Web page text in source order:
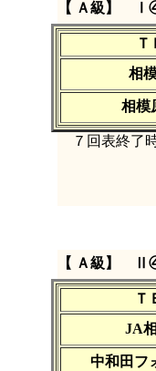
【 Ａ級】
Ｔ
相
相模
７回表終了
【 Ａ級】
Ｔ
JA
中和田フ